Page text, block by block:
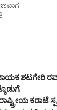
ಶಟಗೇರಿ
ಕರಾಟೆ